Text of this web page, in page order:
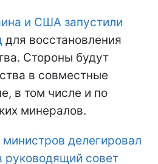
и США запустили
для восстановления
Стороны будут
в совместные
в том числе и по
минералов.
министров делегировал
руководящий совет